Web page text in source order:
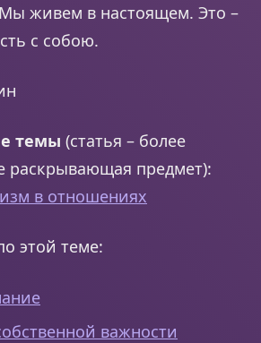
Мы живем в настоящем. Это –
с собою.
темы (статья – более
раскрывающая предмет):
в отношениях
этой теме:
важности